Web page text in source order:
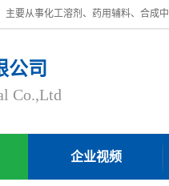
公司
Co.,Ltd
企业视频